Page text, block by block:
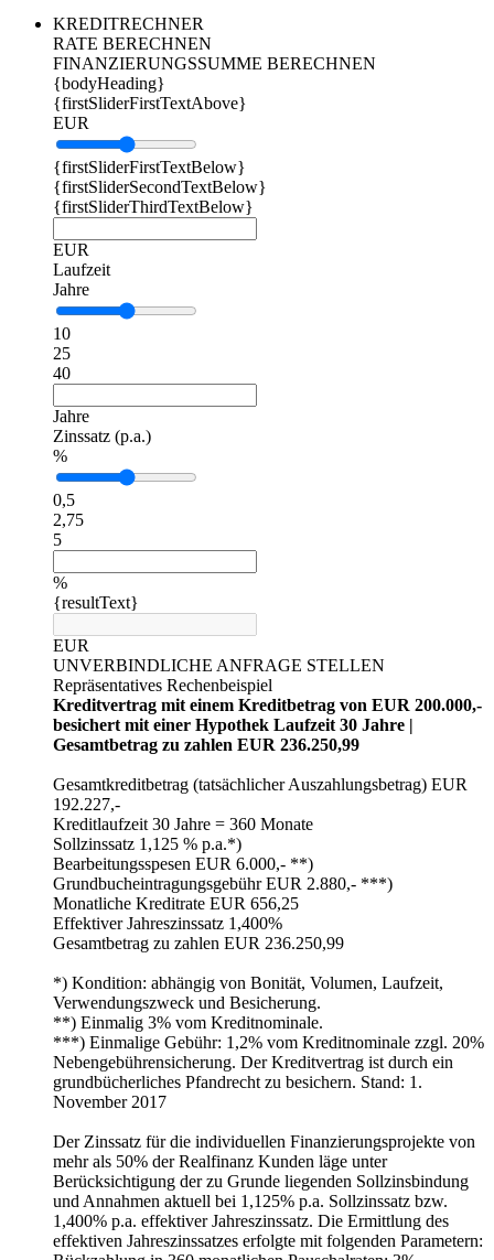
KREDITRECHNER
RATE BERECHNEN
FINANZIERUNGSSUMME BERECHNEN
{bodyHeading}
{firstSliderFirstTextAbove}
EUR
{firstSliderFirstTextBelow}
{firstSliderSecondTextBelow}
{firstSliderThirdTextBelow}
EUR
Laufzeit
Jahre
10
25
40
Jahre
Zinssatz (p.a.)
%
0,5
2,75
5
%
{resultText}
EUR
UNVERBINDLICHE ANFRAGE STELLEN
Repräsentatives Rechenbeispiel
Kreditvertrag mit einem Kreditbetrag von EUR 200.000,-
besichert mit einer Hypothek Laufzeit 30 Jahre |
Gesamtbetrag zu zahlen EUR 236.250,99
Gesamtkreditbetrag (tatsächlicher Auszahlungsbetrag) EUR
192.227,-
Kreditlaufzeit 30 Jahre = 360 Monate
Sollzinssatz 1,125 % p.a.*)
Bearbeitungsspesen EUR 6.000,- **)
Grundbucheintragungsgebühr EUR 2.880,- ***)
Monatliche Kreditrate EUR 656,25
Effektiver Jahreszinssatz 1,400%
Gesamtbetrag zu zahlen EUR 236.250,99
*) Kondition: abhängig von Bonität, Volumen, Laufzeit,
Verwendungszweck und Besicherung.
**) Einmalig 3% vom Kreditnominale.
***) Einmalige Gebühr: 1,2% vom Kreditnominale zzgl. 20%
Nebengebührensicherung. Der Kreditvertrag ist durch ein
grundbücherliches Pfandrecht zu besichern. Stand: 1.
November 2017
Der Zinssatz für die individuellen Finanzierungsprojekte von
mehr als 50% der Realfinanz Kunden läge unter
Berücksichtigung der zu Grunde liegenden Sollzinsbindung
und Annahmen aktuell bei 1,125% p.a. Sollzinssatz bzw.
1,400% p.a. effektiver Jahreszinssatz. Die Ermittlung des
effektiven Jahreszinssatzes erfolgte mit folgenden Parametern: